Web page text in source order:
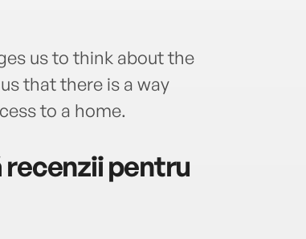
us to think about the
that there is a way
to a home.
pentru